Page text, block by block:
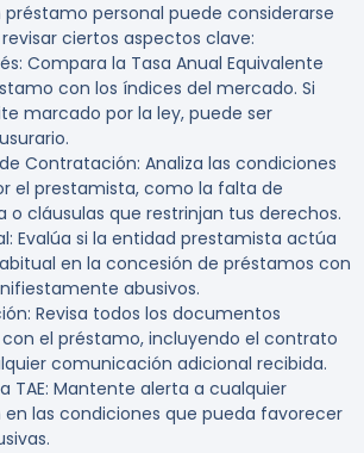
personal puede considerarse
ciertos aspectos clave:
: Compara la Tasa Anual Equivalente
con los índices del mercado. Si
marcado por la ley, puede ser
Contratación: Analiza las condiciones
el prestamista, como la falta de
o cláusulas que restrinjan tus derechos.
: Evalúa si la entidad prestamista actúa
en la concesión de préstamos con
abusivos.
: Revisa todos los documentos
el préstamo, incluyendo el contrato
comunicación adicional recibida.
TAE: Mantente alerta a cualquier
las condiciones que pueda favorecer